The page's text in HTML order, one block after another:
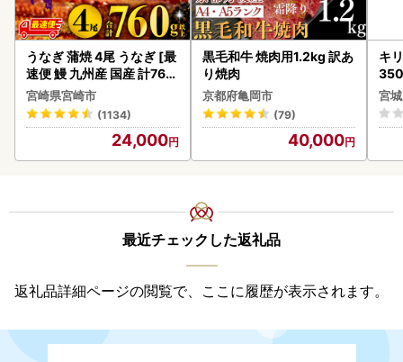
うなぎ 蒲焼 4尾 うなぎ [最
速便 鰻 九州産 国産 計760
g以上]
宮崎県宮崎市
(1134)
24,000
黒毛和牛 焼肉用1.2kg 訳あ
り焼肉
京都府亀岡市
(79)
40,000
キ
ー
宮
最近チェックした返礼品
返礼品詳細ページの閲覧で、ここに履歴が表示されます。